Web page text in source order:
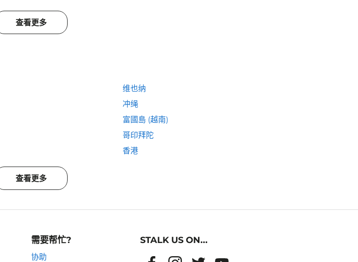
查看更多
维也纳
冲绳
富國島 (越南)
哥印拜陀
香港
查看更多
需要帮忙?
协助
STALK US ON...